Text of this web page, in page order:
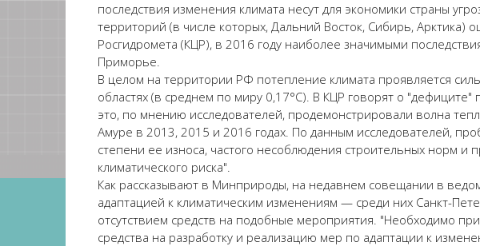
последствия изменения климата несут для экономики страны
территорий (в числе которых, Дальний Восток, Сибирь,
Росгидромета (КЦР), в 2016 году наиболее значимыми
Приморье.
В целом на территории РФ потепление климата проявляется
областях (в среднем по миру 0,17°С). В КЦР говорят о
это, по мнению исследователей, продемонстрировали волна
Амуре в 2013, 2015 и 2016 годах. По данным исследователей,
степени ее износа, частого несоблюдения строительных норм
климатического риска".
Как рассказывают в Минприроды, на недавнем совещании в
адаптацией к климатическим изменениям — среди них Санкт-
отсутствием средств на подобные мероприятия. "Необходимо
средства на разработку и реализацию мер по адаптации к